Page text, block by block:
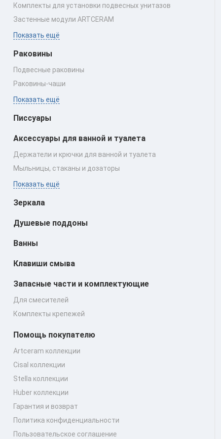
Комплекты для установки подвесных унитазов
Застенные модули ARTCERAM
Показать ещё
Раковины
Подвесные раковины
Раковины‑чаши
Показать ещё
Писсуары
Аксессуары для ванной и туалета
Держатели и крючки для ванной и туалета
Мыльницы, стаканы и дозаторы
Показать ещё
Зеркала
Душевые поддоны
Ванны
Клавиши смыва
Запасные части и комплектующие
Для смесителей
Комплекты крепежей
Помощь покупателю
Artceram коллекции
Cisal коллекции
Stella коллекции
Huber коллекции
Гарантия и возврат
Политика конфиденциальности
Пользовательское соглашение